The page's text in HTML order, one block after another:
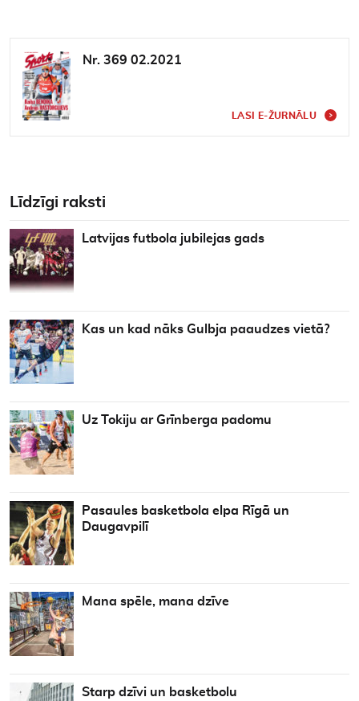
Nr. 369 02.2021
LASI E-ŽURNĀLU
Līdzīgi raksti
Latvijas futbola jubilejas gads
Kas un kad nāks Gulbja paaudzes vietā?
Uz Tokiju ar Grīnberga padomu
Pasaules basketbola elpa Rīgā un
Daugavpilī
Mana spēle, mana dzīve
Starp dzīvi un basketbolu